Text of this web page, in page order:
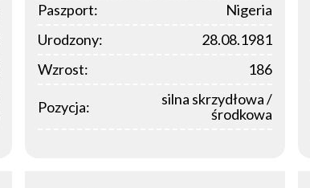
Paszport:
Nigeria
Urodzony:
28.08.1981
Wzrost:
186
Pozycja:
silna skrzydłowa /
środkowa